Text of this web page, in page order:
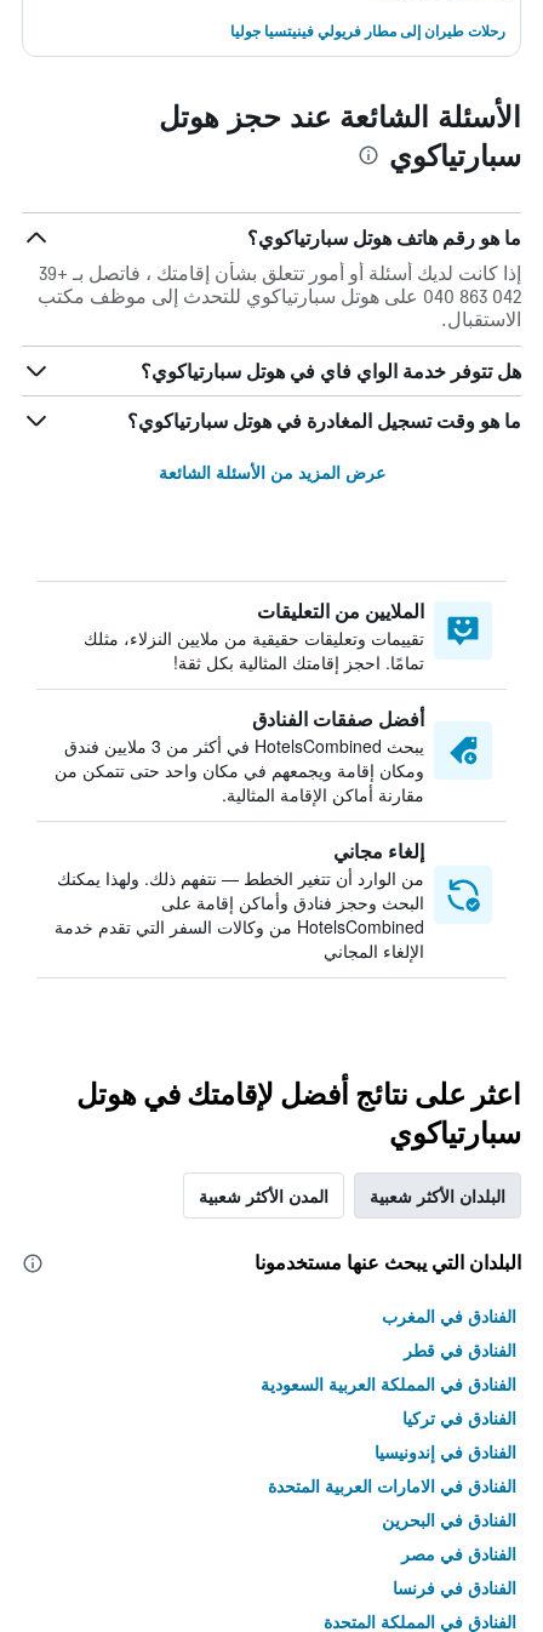
رحلات طيران إلى مطار فريولي فينيتسيا جوليا
الأسئلة الشائعة عند حجز هوتل
سبارتياكوي
ما هو رقم هاتف هوتل سبارتياكوي؟
إذا كانت لديك أسئلة أو أمور تتعلق بشأن إقامتك ، فاتصل بـ +39
042 863 040 على هوتل سبارتياكوي للتحدث إلى موظف مكتب
الاستقبال.
هل تتوفر خدمة الواي فاي في هوتل سبارتياكوي؟
ما هو وقت تسجيل المغادرة في هوتل سبارتياكوي؟
عرض المزيد من الأسئلة الشائعة
الملايين من التعليقات
تقييمات وتعليقات حقيقية من ملايين النزلاء، مثلك
تمامًا. احجز إقامتك المثالية بكل ثقة!
أفضل صفقات الفنادق
يبحث HotelsCombined في أكثر من 3 ملايين فندق
ومكان إقامة ويجمعهم في مكان واحد حتى تتمكن من
مقارنة أماكن الإقامة المثالية.
إلغاء مجاني
من الوارد أن تتغير الخطط — نتفهم ذلك. ولهذا يمكنك
البحث وحجز فنادق وأماكن إقامة على
HotelsCombined من وكالات السفر التي تقدم خدمة
الإلغاء المجاني
اعثر على نتائج أفضل لإقامتك في هوتل
سبارتياكوي
البلدان الأكثر شعبية المدن الأكثر شعبية
البلدان التي يبحث عنها مستخدمونا
الفنادق في المغرب
الفنادق في قطر
الفنادق في المملكة العربية السعودية
الفنادق في تركيا
الفنادق في إندونيسيا
الفنادق في الامارات العربية المتحدة
الفنادق في البحرين
الفنادق في مصر
الفنادق في فرنسا
الفنادق في المملكة المتحدة